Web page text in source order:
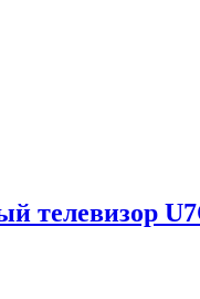
телевизор